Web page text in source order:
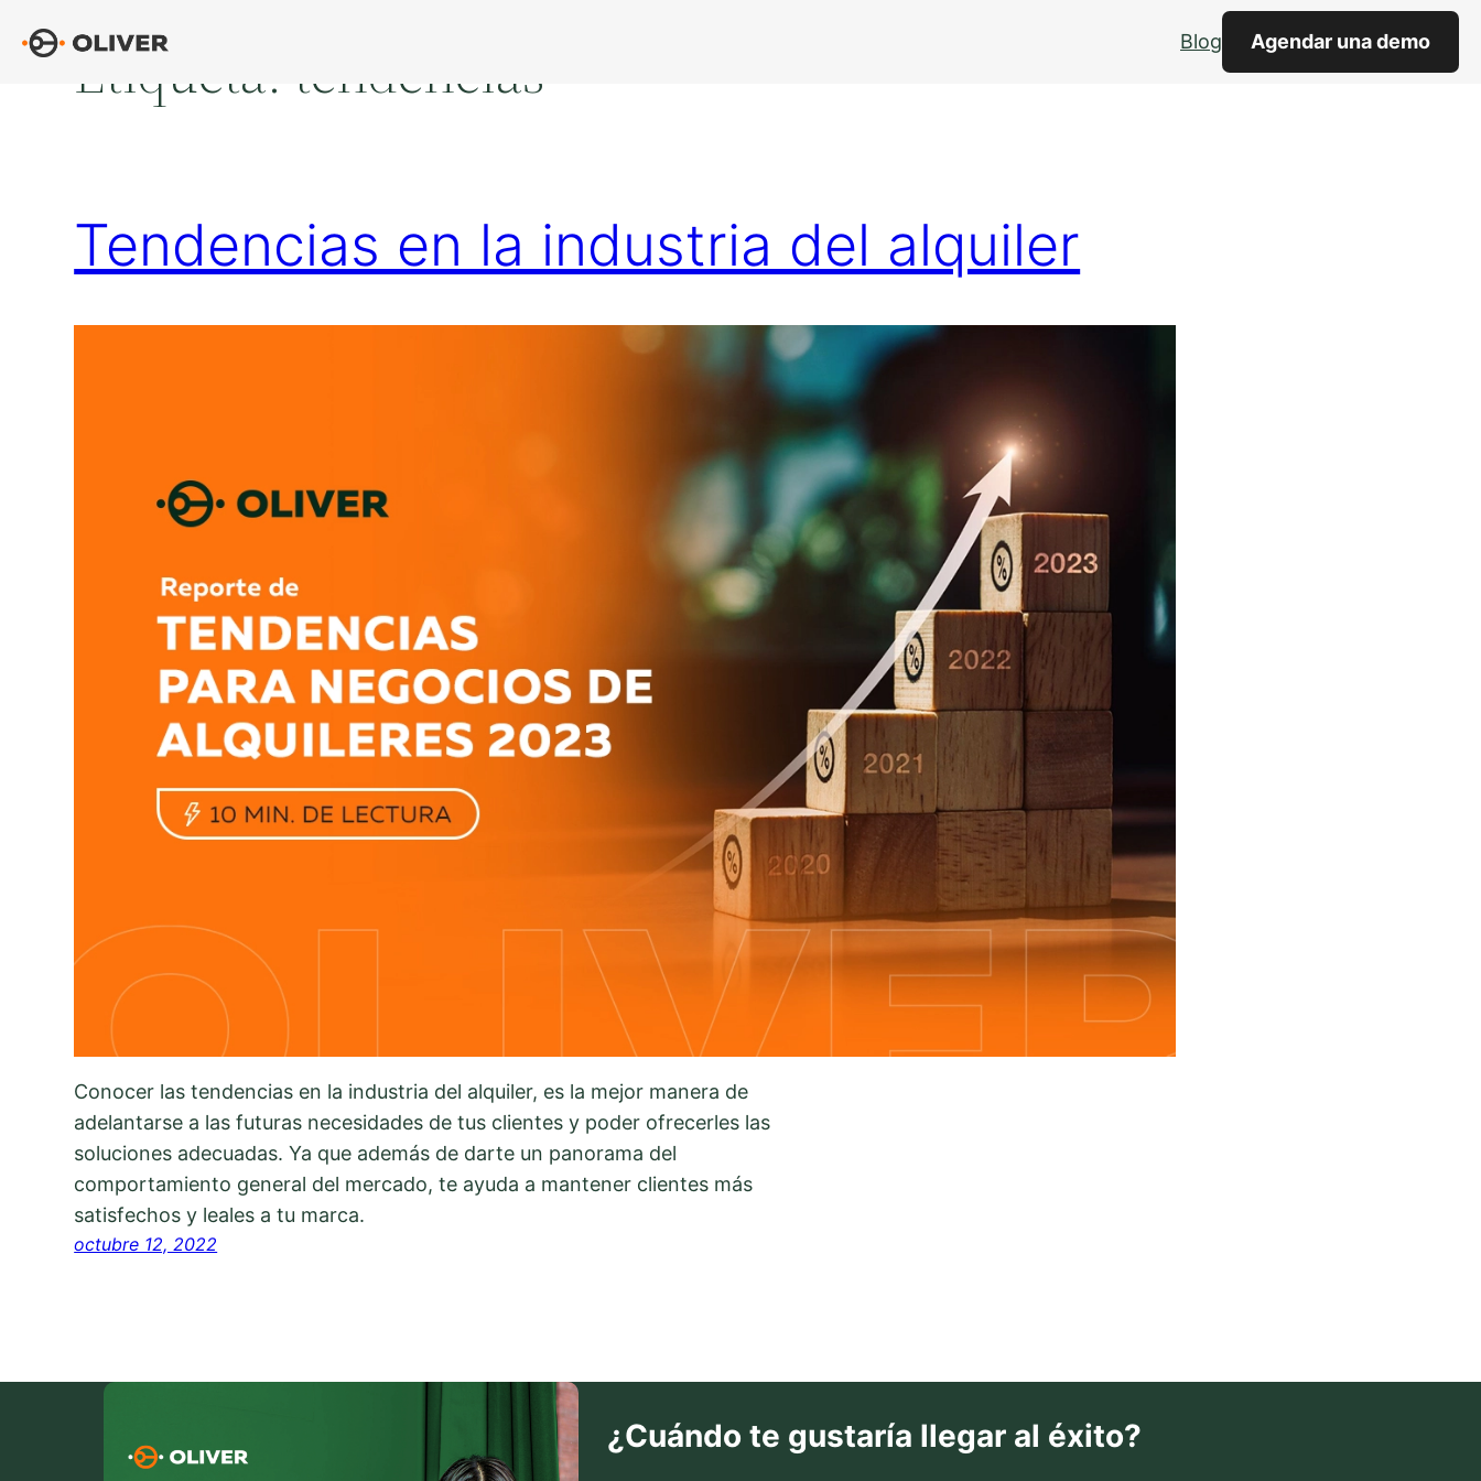
Blog Agendar una demo
Etiqueta: tendencias
Tendencias en la industria del alquiler
Conocer las tendencias en la industria del alquiler, es la mejor manera de
adelantarse a las futuras necesidades de tus clientes y poder ofrecerles las
soluciones adecuadas. Ya que además de darte un panorama del
comportamiento general del mercado, te ayuda a mantener clientes más
satisfechos y leales a tu marca.
octubre 12, 2022
¿Cuándo te gustaría llegar al éxito?